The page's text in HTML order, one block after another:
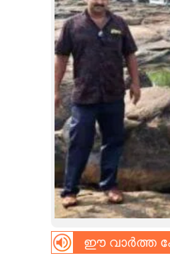
LIFESTYLE
SPIRITUAL
ഈ വാർത്ത